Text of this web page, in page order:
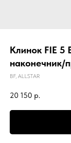
Клинок FIE 5
наконечник/
BF, ALLSTAR
20 150 р.